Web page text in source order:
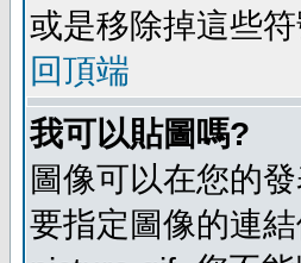
或是移除掉這些
回頂端
我可以貼圖嗎?
圖像可以在您的
要指定圖像的連